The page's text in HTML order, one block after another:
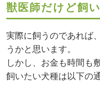
獣医師だけど飼
実際に飼うのであれば
うかと思います。
しかし、お金も時間も
飼いたい犬種は以下の